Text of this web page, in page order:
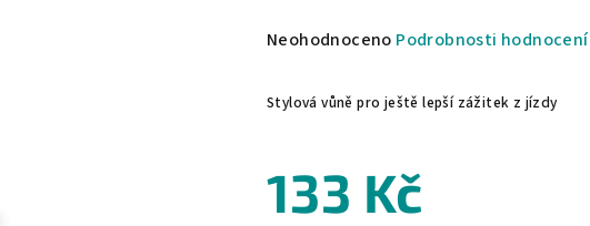
Průměrné
produktu
z
Neohodnoceno Podrobnosti hodnocení
Stylová vůně pro ještě lepší zážitek z jízdy
133 Kč